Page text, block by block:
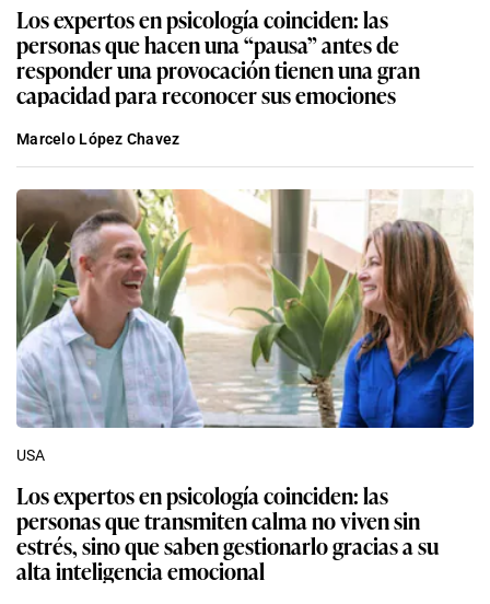
Los expertos en psicología coinciden: las
personas que hacen una “pausa” antes de
responder una provocación tienen una gran
capacidad para reconocer sus emociones
Marcelo López Chavez
USA
Los expertos en psicología coinciden: las
personas que transmiten calma no viven sin
estrés, sino que saben gestionarlo gracias a su
alta inteligencia emocional